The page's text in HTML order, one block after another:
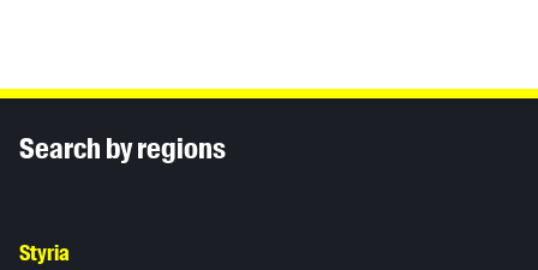
Search by regions
Styria